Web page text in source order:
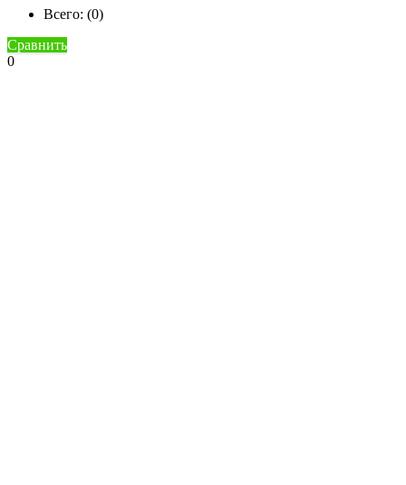
Всего: (0)
Сравнить
0